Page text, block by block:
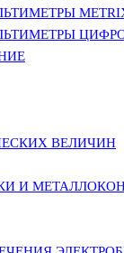
ВЕЛИЧИН
И